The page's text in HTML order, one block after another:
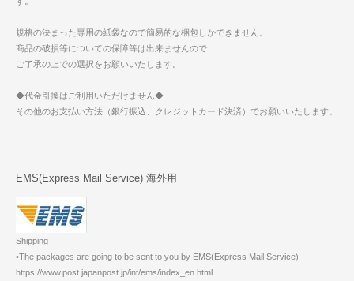
規格の決まった専用の紙袋なので簡易的な梱包しかできません。
商品の破損等についての保障等は出来ませんので
ご了承の上での選択をお願いいたします。
◆代金引換はご利用いただけません◆
その他のお支払い方法（銀行振込、クレジットカード決済）でお願いいたします。
EMS(Express Mail Service) 海外用
Shipping
•The packages are going to be sent to you by EMS(Express Mail Service)
https://www.post.japanpost.jp/int/ems/index_en.html